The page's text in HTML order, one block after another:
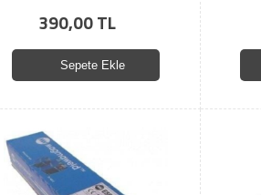
390,00 TL
Sepete Ekle